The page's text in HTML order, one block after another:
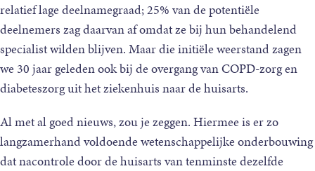
relatief lage deelnamegraad; 25% van de potentiële
deelnemers zag daarvan af omdat ze bij hun behandelend
specialist wilden blijven. Maar die initiële weerstand zagen
we 30 jaar geleden ook bij de overgang van COPD-zorg en
diabeteszorg uit het ziekenhuis naar de huisarts.
Al met al goed nieuws, zou je zeggen. Hiermee is er zo
langzamerhand voldoende wetenschappelijke onderbouwing
dat nacontrole door de huisarts van tenminste dezelfde